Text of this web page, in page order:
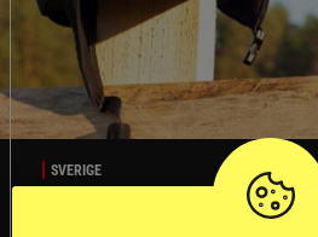
SVERIGE